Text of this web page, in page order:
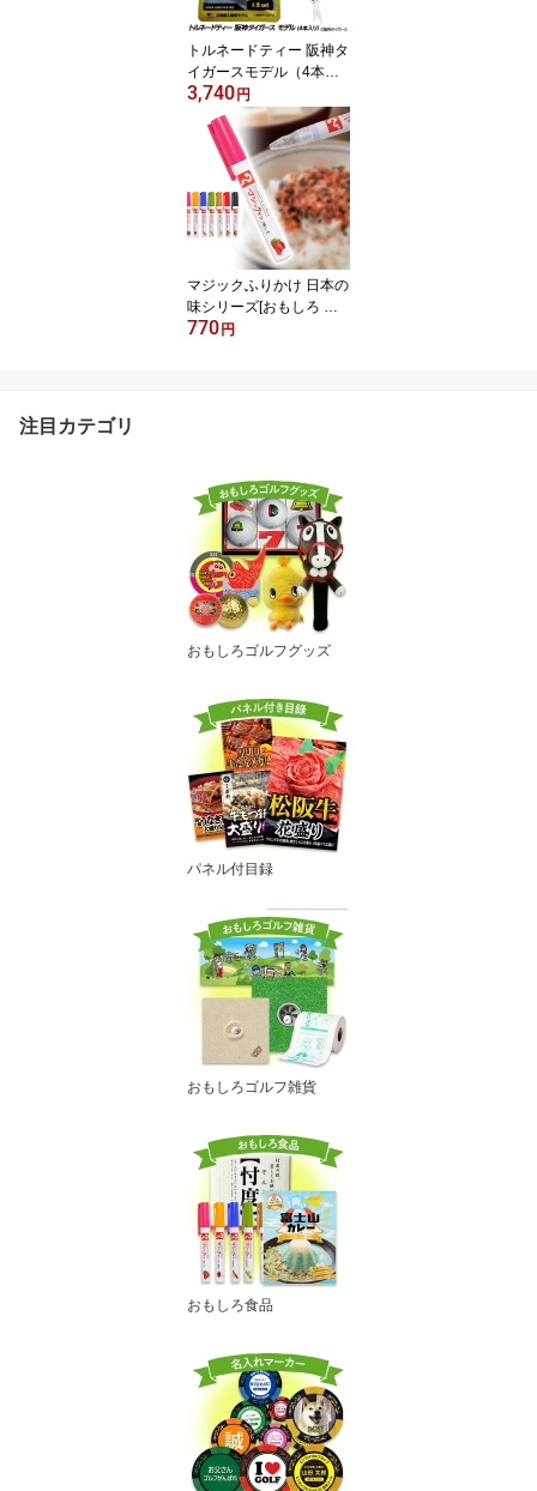
トルネードティー 阪神タ
イガースモデル（4本入
り）TORNADO TEE ゴ
ルフティー 飛距離アップ
プロゴルファー 高級 ゴ
ルフコンペ景品 ゴルフコ
ンペ 景品 賞品 コンペ賞
品 ゴルフ用品 グッズ ギ
フト プレゼント タイガ
ース 阪神 ゴルフティー
3,740 円
マジックふりかけ 日本の
味シリーズ[おもしろ 食
品 雑貨 ペン ふりかけ マ
ベント パーティ]
770 円
注目カテゴリ
おもしろゴルフグッズ
パネル付目録
おもしろゴルフ雑貨
おもしろ食品